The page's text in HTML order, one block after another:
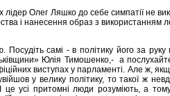
Олег Ляшко до себе симпатії не
і нанесення образ з використанням
самі - в політику його за руку
Юлія Тимошенко,- а
виступах у парламенті. Але ж,
у велику політику, то такої ж
це усі притомні люди розуміють, а